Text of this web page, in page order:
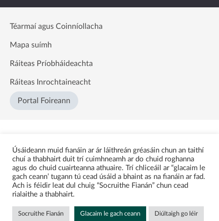
Téarmaí agus Coinníollacha
Mapa suímh
Ráiteas Príobháideachta
Ráiteas Inrochtaineacht
Portal Foireann
Úsáideann muid fianáin ar ár láithreán gréasáin chun an taithí
chuí a thabhairt duit trí cuimhneamh ar do chuid roghanna
agus do chuid cuairteanna athuaire. Trí chliceáil ar “glacaim le
gach ceann’ tugann tú cead úsáid a bhaint as na fianáin ar fad.
Ach is féidir leat dul chuig “Socruithe Fianán” chun cead
rialaithe a thabhairt.
Socruithe Fianán Glacaim le gach ceann Diúltaigh go léir